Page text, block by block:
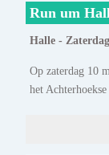
Run um
Halle -
Op zaterdag 10
het